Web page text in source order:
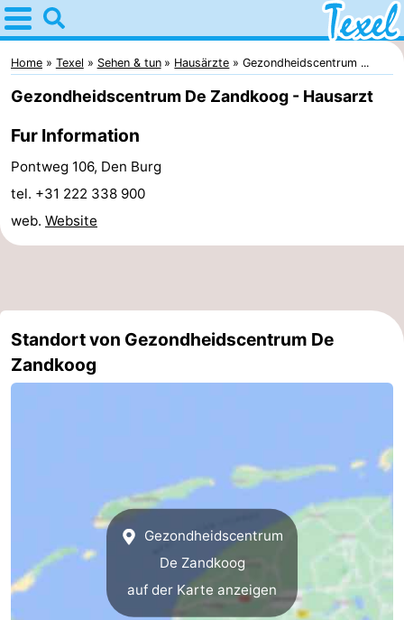
Home
Texel
Tipps
Für
-
Hoorn
De
Cocksdorp
-
De
-
Schönste
Aussichtspunkte
Übernachten
Home Texel Sehen & tun Hausärzte Gezondheidscentrum ...
Gezondheidscentrum De Zandkoog - Hausarzt
Fur Information
Pontweg 106, Den Burg
tel. +31 222 338 900
web. Website
Standort von Gezondheidscentrum De
Zandkoog
Gezondheidscentrum
De Zandkoog
auf der Karte anzeigen